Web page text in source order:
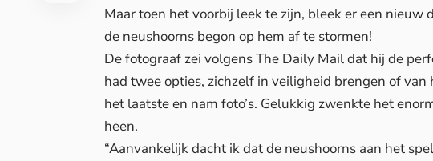
Maar toen het voorbij leek te zijn, bleek er een nieuw
de neushoorns begon op hem af te stormen!
De fotograaf zei volgensThe Daily Maildat hij de
had twee opties, zichzelf in veiligheid brengen of
het laatste en nam foto’s. Gelukkig zwenkte het
heen.
“Aanvankelijk dacht ik dat de neushoorns aan het